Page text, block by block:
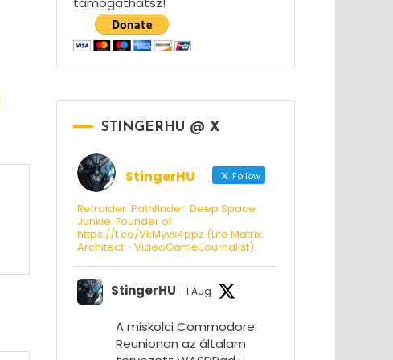
STINGERHU @ X
StingerHU Follow
Retroider. Pathfinder. Deep Space
Junkie. Founder of
https://t.co/VkMyvx4ppz (Life Matrix:
Architect - VideoGameJournalist)
StingerHU 1 Aug
A miskolci Commodore
Reunionon az általam